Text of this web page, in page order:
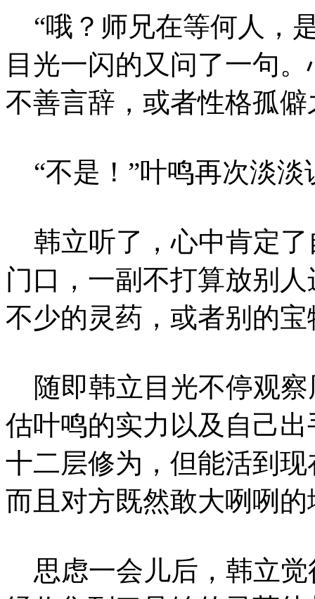
“哦？师兄在等何人，
目光一闪的又问了一句
不善言辞，或者性格孤僻
“不是！”叶鸣再次淡淡
韩立听了，心中肯定了
门口，一副不打算放别
不少的灵药，或者别的宝
随即韩立目光不停观察
估叶鸣的实力以及自己
十二层修为，但能活到
而且对方既然敢大咧咧
思虑一会儿后，韩立觉